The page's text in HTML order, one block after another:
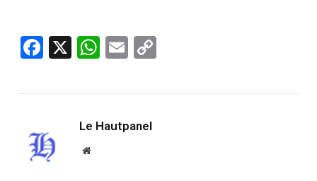
Facebook
X WhatsApp
Email
Le Hautpanel
Website